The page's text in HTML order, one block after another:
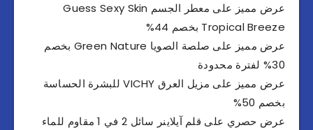
عرض مميز على معطر الجسم Guess Sexy Skin
Tropical Breeze بخصم 44%
عرض مميز على صلصة الصويا Green Nature بخصم
30% لفترة محدودة
عرض مميز على مزيل العرق VICHY للبشرة الحساسة
بخصم 50%
عرض حصري على قلم آيلاينر سائل 2 في 1 مقاوم للماء